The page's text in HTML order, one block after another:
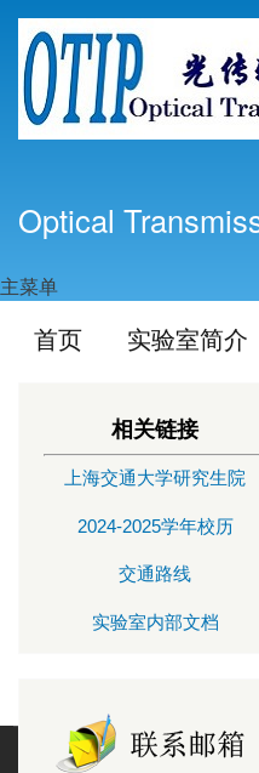
Optical
主菜单
首页 实验室简介
相关链接
上海交通大学研究生院
2024-2025学年校历
交通路线
实验室内部文档